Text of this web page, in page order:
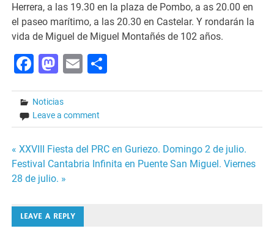
Herrera, a las 19.30 en la plaza de Pombo, a as 20.00 en
el paseo marítimo, a las 20.30 en Castelar. Y rondarán la
vida de Miguel de Miguel Montañés de 102 años.
Facebook
Mastodon
Email
Noticias
Leave a comment
Post
navigation
« XXVIII Fiesta del PRC en Guriezo. Domingo 2 de julio.
Festival Cantabria Infinita en Puente San Miguel. Viernes
28 de julio. »
LEAVE A REPLY